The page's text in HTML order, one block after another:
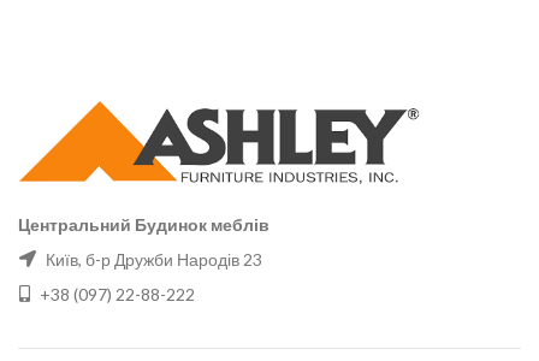
Центральний Будинок меблів
Київ, б-р Дружби Народів 23
+38 (097) 22-88-222